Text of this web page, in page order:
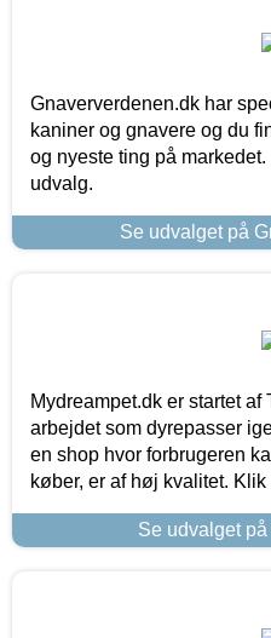
Gnaververdenen.dk har
kaniner og gnavere og du
og nyeste ting på
udvalg.
Se udvalget på
Mydreampet.dk er startet
arbejdet som dyrepasser
en shop hvor forbrugeren
køber, er af høj kvalitet.
Se udvalget